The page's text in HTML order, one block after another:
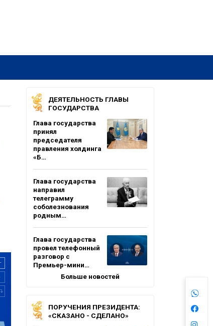
ДЕЯТЕЛЬНОСТЬ ГЛАВЫ
ГОСУДАРСТВА
Глава государства
принял
председателя
правления холдинга
«Б…
Глава государства
направил
телеграмму
соболезнования
родным…
Глава государства
провел телефонный
разговор с
Премьер-мини…
Больше новостей
ПОРУЧЕНИЯ ПРЕЗИДЕНТА:
«СКАЗАНО - СДЕЛАНО»